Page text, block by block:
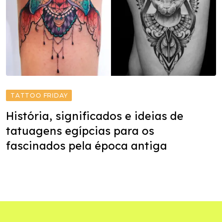
TATTOO FRIDAY
História, significados e ideias de
tatuagens egípcias para os
fascinados pela época antiga